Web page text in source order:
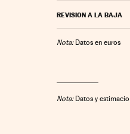
REVISION A LA BAJA
Nota:Datos en euros
Nota:Datos y